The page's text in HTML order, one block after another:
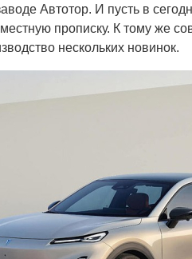
Автотор. И пусть в
прописку. К тому же
нескольких новинок.